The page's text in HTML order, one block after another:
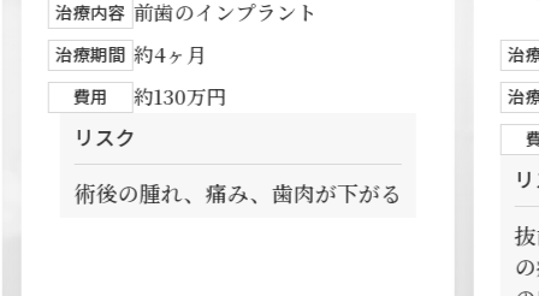
治療内容 前歯のインプラント
治療期間 約4ヶ月
費用
約130万円
リスク
術後の腫れ、痛み、歯肉が下がる
治
治